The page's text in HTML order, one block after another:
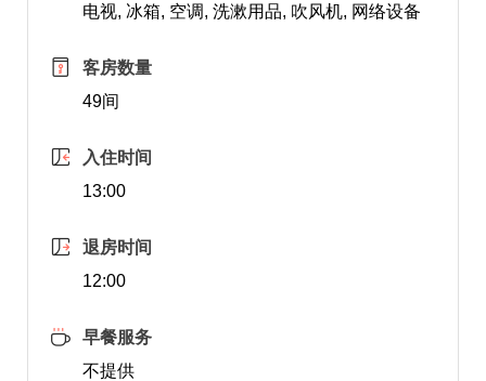
电视, 冰箱, 空调, 洗漱用品, 吹风机, 网络设备
客房数量
49间
入住时间
13:00
退房时间
12:00
早餐服务
不提供